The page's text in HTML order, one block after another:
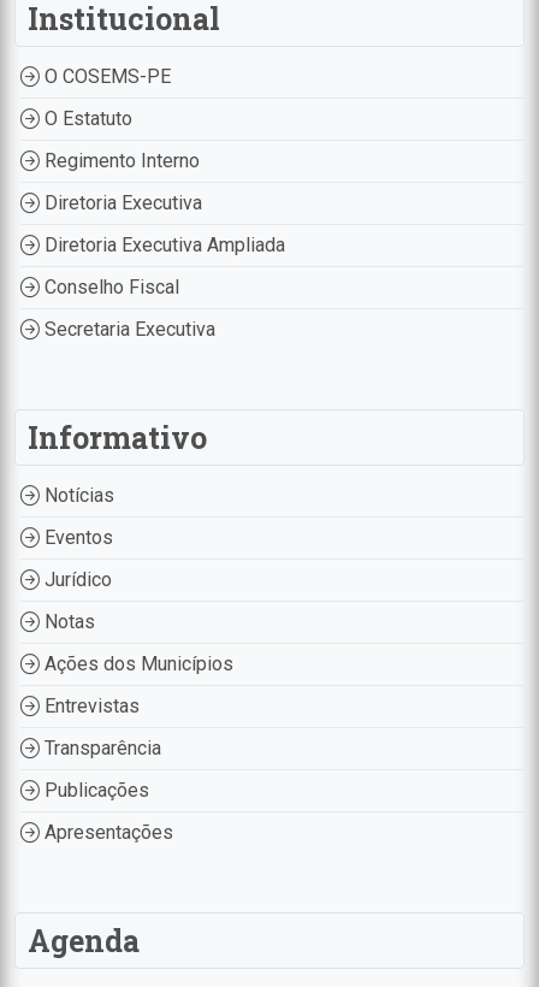
Institucional
O COSEMS-PE
O Estatuto
Regimento Interno
Diretoria Executiva
Diretoria Executiva Ampliada
Conselho Fiscal
Secretaria Executiva
Informativo
Notícias
Eventos
Jurídico
Notas
Ações dos Municípios
Entrevistas
Transparência
Publicações
Apresentações
Agenda